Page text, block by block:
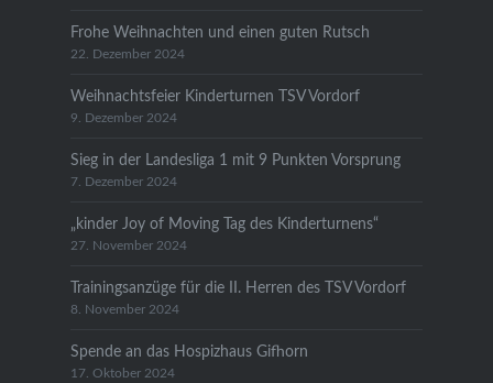
Frohe Weihnachten und einen guten Rutsch
22. Dezember 2024
Weihnachtsfeier Kinderturnen TSV Vordorf
9. Dezember 2024
Sieg in der Landesliga 1 mit 9 Punkten Vorsprung
7. Dezember 2024
„kinder Joy of Moving Tag des Kinderturnens“
27. November 2024
Trainingsanzüge für die II. Herren des TSV Vordorf
8. November 2024
Spende an das Hospizhaus Gifhorn
17. Oktober 2024